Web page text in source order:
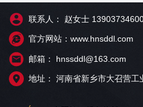
联系人： 赵女士
官方网站：www.hnsddl.com
邮箱： hnssddl@163.com
地址： 河南省新乡市大召营工